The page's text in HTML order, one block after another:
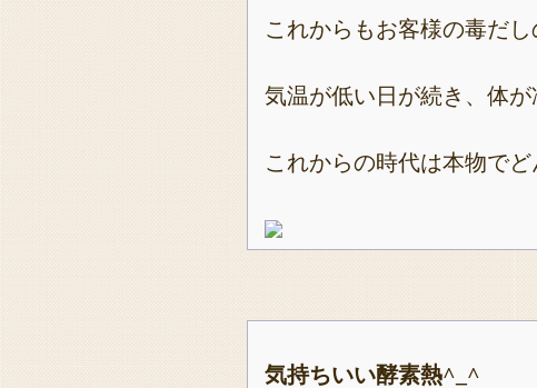
これからもお客様の毒だ
気温が低い日が続き、体
これからの時代は本物でど
気持ちいい酵素熱^_^